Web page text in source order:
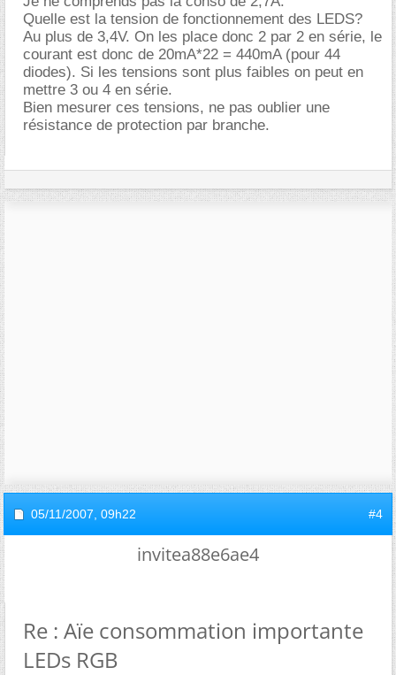
Quelle est la tension de fonctionnement des LEDS?
Au plus de 3,4V. On les place donc 2 par 2 en série, le
courant est donc de 20mA*22 = 440mA (pour 44
diodes). Si les tensions sont plus faibles on peut en
mettre 3 ou 4 en série.
Bien mesurer ces tensions, ne pas oublier une
résistance de protection par branche.
05/11/2007, 09h22 #4
invitea88e6ae4
Re : Aïe consommation importante
LEDs RGB